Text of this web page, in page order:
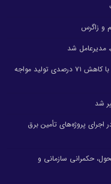
و زاگرس
مدیرعامل شد
پتروشیمی اروند پس از اختلالات ناشی از جنگ، با کاهش ۷۱ درصدی تولید مواجه
شد
پروژه‌های تأمین برق
حکمرانی سازمانی و